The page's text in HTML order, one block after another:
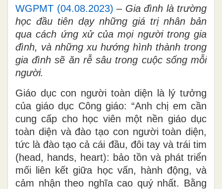
WGPMT (04.08.2023) – Gia đình là trường
học đầu tiên dạy những giá trị nhân bản
qua cách ứng xử của mọi người trong gia
đình, và những xu hướng hình thành trong
gia đình sẽ ăn rễ sâu trong cuộc sống mỗi
người.
Giáo dục con người toàn diện là lý tưởng
của giáo dục Công giáo: “Anh chị em cần
cung cấp cho học viên một nền giáo dục
toàn diện và đào tạo con người toàn diện,
tức là đào tạo cả cái đầu, đôi tay và trái tim
(head, hands, heart): bảo tồn và phát triển
mối liên kết giữa học vấn, hành động, và
cảm nhận theo nghĩa cao quý nhất. Bằng